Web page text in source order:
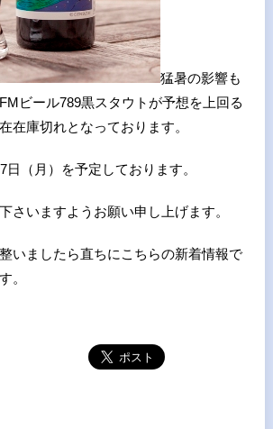
猛暑の影響も
ビール789黒スタウトが予想を上回る
在庫切れとなっております。
（月）を予定しております。
さいますようお願い申し上げます。
いましたら直ちにこちらの新着情報で
。